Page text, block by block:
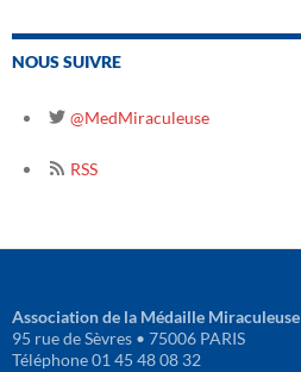
NOUS SUIVRE
@MedMiraculeuse
RSS
Association de la Médaille Miraculeuse
95 rue de Sèvres • 75006 PARIS
Téléphone 01 45 48 08 32